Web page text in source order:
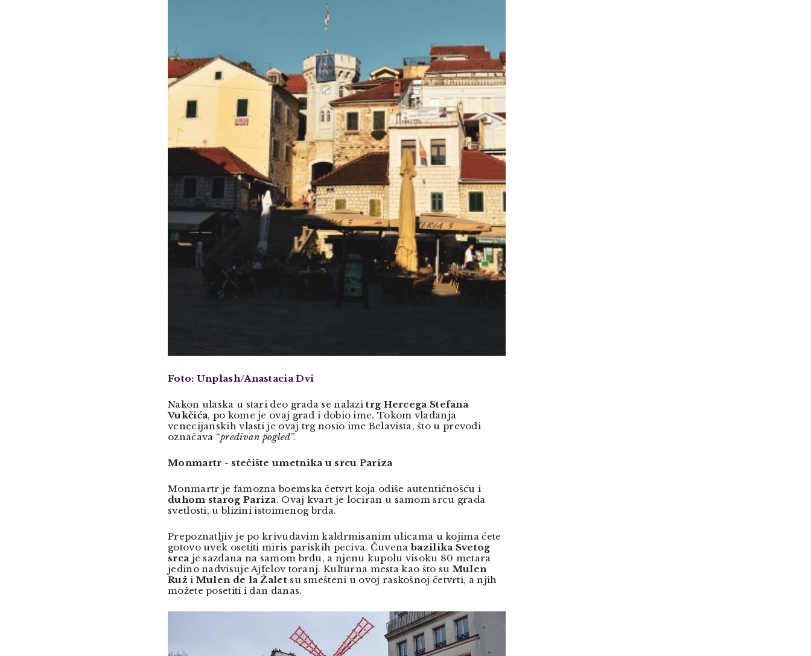
Foto: Unplash/Anastacia Dvi
Nakon ulaska u stari deo grada se nalazitrg Hercega Stefana
Vukčića, po kome je ovaj grad i dobio ime. Tokom vladanja
venecijanskih vlasti je ovaj trg nosio ime Belavista, što u prevodi
označava “predivan pogled”.
Monmartr - stečište umetnika u srcu Pariza
Monmartr je famozna boemska četvrt koja odiše autentičnošću i
duhom starog Pariza. Ovaj kvart je lociran u samom srcu grada
svetlosti, u blizini istoimenog brda.
Prepoznatljiv je po krivudavim kaldrmisanim ulicama u kojima ćete
gotovo uvek osetiti miris pariskih peciva. Čuvenabazilika Svetog
srca je sazdana na samom brdu, a njenu kupolu visoku 80 metara
jedino nadvisuje Ajfelov toranj. Kulturna mesta kao što su Mulen
Ruž i Mulen de la Žaletsu smešteni u ovoj raskošnoj četvrti, a njih
možete posetiti i dan danas.